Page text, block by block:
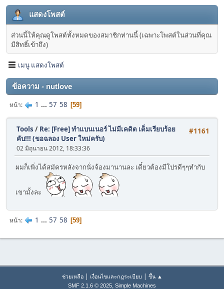
แสดงโพสต์
ส่วนนี้ให้คุณดูโพสต์ทั้งหมดของสมาชิกท่านนี้ (เฉพาะโพสต์ในส่วนที่คุณ
มีสิทธิ์เข้าถึง)
เมนู แสดงโพสต์
ข้อความ - nutlove
หน้า 1 ... 57 58 59
#1161
Tools / Re: [Free] ทำแบนเนอร์ ไม่มีเคดิต เต็มเรียบร้อย
คับ!!! (ขอฉลอง User ใหม่ครับ)
02 มิถุนายน 2012, 18:33:36
ผมก็เพิ่งได้สมัครหลังจากนั่งจ้องมานานละ เดี๋ยวต้องมีโปรดีๆๆทำกับ
เขามั้งละ
หน้า 1 ... 57 58 59
ช่วยเหลือ| เงื่อนไขและกฎระเบียบ | ขึ้น ▲
SMF 2.1.6 © 2025, Simple Machines